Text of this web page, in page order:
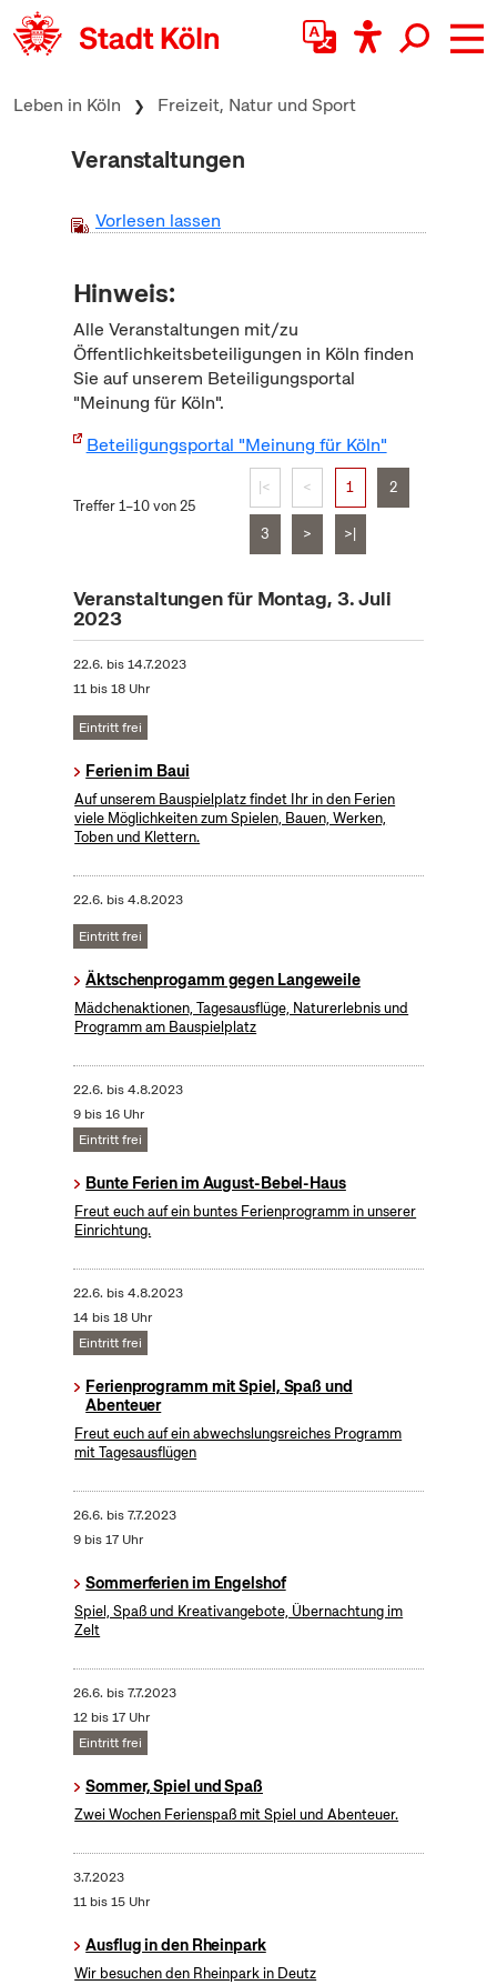
zum Inhalt springen
Leben in Köln Freizeit, Natur und Sport
Veranstaltungen
Vorlesen lassen
Hinweis:
Alle Veranstaltungen mit/zu
Öffentlichkeitsbeteiligungen in Köln finden
Sie auf unserem Beteiligungsportal
"Meinung für Köln".
Beteiligungsportal "Meinung für Köln"
Treffer 1–10 von 25
|< < 1 2
3 > >|
Veranstaltungen für Montag, 3. Juli
2023
22.6. bis14.7.2023
11 bis 18 Uhr
Eintritt frei
Ferien im Baui
Auf unserem Bauspielplatz findet Ihr in den Ferien
viele Möglichkeiten zum Spielen, Bauen, Werken,
Toben und Klettern.
22.6. bis4.8.2023
Eintritt frei
Äktschenprogamm gegen Langeweile
Mädchenaktionen, Tagesausflüge, Naturerlebnis und
Programm am Bauspielplatz
22.6. bis4.8.2023
9 bis 16 Uhr
Eintritt frei
Bunte Ferien im August-Bebel-Haus
Freut euch auf ein buntes Ferienprogramm in unserer
Einrichtung.
22.6. bis4.8.2023
14 bis 18 Uhr
Eintritt frei
Ferienprogramm mit Spiel, Spaß und
Abenteuer
Freut euch auf ein abwechslungsreiches Programm
mit Tagesausflügen
26.6. bis7.7.2023
9 bis 17 Uhr
Sommerferien im Engelshof
Spiel, Spaß und Kreativangebote, Übernachtung im
Zelt
26.6. bis7.7.2023
12 bis 17 Uhr
Eintritt frei
Sommer, Spiel und Spaß
Zwei Wochen Ferienspaß mit Spiel und Abenteuer.
3.7.2023
11 bis 15 Uhr
Ausflug in den Rheinpark
Wir besuchen den Rheinpark in Deutz